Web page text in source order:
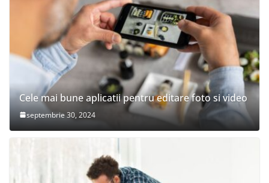
Cele mai bune aplicatii pentru editare foto si video
septembrie 30, 2024